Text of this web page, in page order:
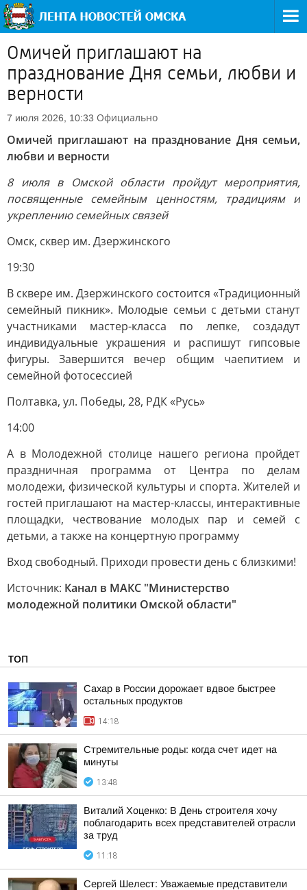
Омичей приглашают на
празднование Дня семьи, любви и
верности
7 июля 2026, 10:33 Официально
Омичей приглашают на празднование Дня семьи,
любви и верности
8 июля в Омской области пройдут мероприятия,
посвященные семейным ценностям, традициям и
укреплению семейных связей
Омск, сквер им. Дзержинского
19:30
В сквере им. Дзержинского состоится «Традиционный
семейный пикник». Молодые семьи с детьми станут
участниками мастер-класса по лепке, создадут
индивидуальные украшения и распишут гипсовые
фигуры. Завершится вечер общим чаепитием и
семейной фотосессией
Полтавка, ул. Победы, 28, РДК «Русь»
14:00
А в Молодежной столице нашего региона пройдет
праздничная программа от Центра по делам
молодежи, физической культуры и спорта. Жителей и
гостей приглашают на мастер-классы, интерактивные
площадки, чествование молодых пар и семей с
детьми, а также на концертную программу
Вход свободный. Приходи провести день с близкими!
Источник: Канал в МАКС "Министерство
молодежной политики Омской области"
ТОП
Сахар в России дорожает вдвое быстрее
остальных продуктов
14:18
Стремительные роды: когда счет идет на
минуты
13:48
Виталий Хоценко: В День строителя хочу
поблагодарить всех представителей отрасли
за труд
11:18
Сергей Шелест: Уважаемые представители